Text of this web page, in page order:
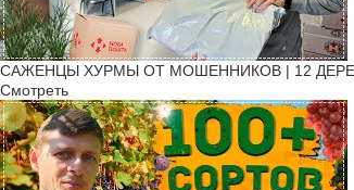
САЖЕНЦЫ ХУРМЫ ОТ МОШЕННИКОВ | 12
Смотреть